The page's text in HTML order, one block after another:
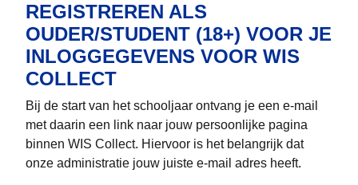
REGISTREREN ALS
OUDER/STUDENT (18+) VOOR JE
INLOGGEGEVENS VOOR WIS
COLLECT
Bij de start van het schooljaar ontvang je een e-mail
met daarin een link naar jouw persoonlijke pagina
binnen WIS Collect. Hiervoor is het belangrijk dat
onze administratie jouw juiste e-mail adres heeft.